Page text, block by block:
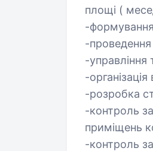
площі (
-формування
-проведення
-управління
-
-розробка
-контроль
приміщень
-контроль за